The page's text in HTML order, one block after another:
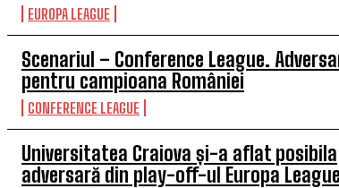
EUROPA LEAGUE
Scenariul – Conference League.
pentru campioana României
CONFERENCE LEAGUE
Universitatea Craiova și-a aflat posibila
adversară din play-off-ul Europa League